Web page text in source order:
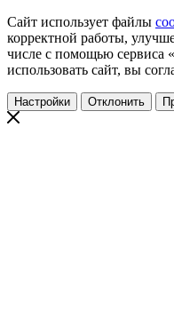
Сайт использует файлы
корректной работы,
числе с помощью сервиса
использовать сайт, вы
Настройки Отклонить